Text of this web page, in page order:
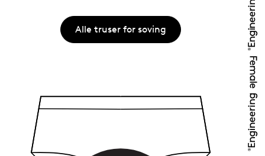
Alle truser for soving